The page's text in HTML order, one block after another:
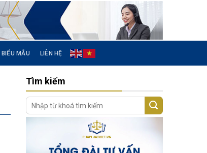
BIỂU MẪU LIÊN HỆ
Tìm kiếm